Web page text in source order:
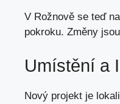
V Rožnově se teď
pokroku. Změny
Umístění a
Nový projekt je